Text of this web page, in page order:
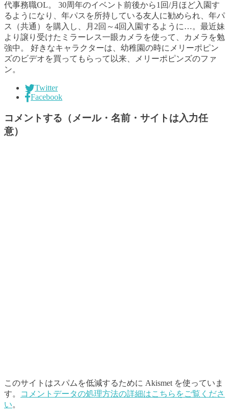
代事務職OL。 30周年のイベント前後から1回/月ほど入園す
るようになり、年パスを所持している友人に勧められ、年パ
ス（共通）を購入し、月2回～4回入園するように…。最近妹
より譲り受けたミラーレス一眼カメラを使って、カメラを勉
強中。 好きなキャラクターは、幼稚園の時にメリーポピン
ズのビデオを買ってもらって以来、メリーポピンズのファ
ン。
Twitter
Facebook
コメントする（メール・名前・サイトは入力任
意）
このサイトはスパムを低減するために Akismet を使っていま
す。
コメントデータの処理方法の詳細はこちらをご覧くださ
い。